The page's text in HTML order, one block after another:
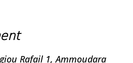
Rafail 1, Ammoudara